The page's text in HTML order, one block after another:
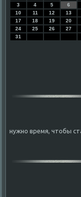
3
4 5 6
10
11 12 13
17
18 19 20
24
25 26 27
31
нужно время, чтобы